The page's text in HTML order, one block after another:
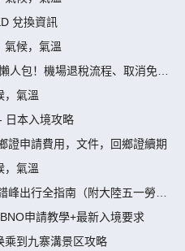
兌換資訊
氣候，氣溫
人包！機場退稅流程、取消免稅
，氣溫
日本入境攻略
證申請費用，文件，回鄉證續期
，氣溫
峰出行全指南（附大陸五一勞動
申請教學+最新入境要求
乘到九寨溝景区攻略